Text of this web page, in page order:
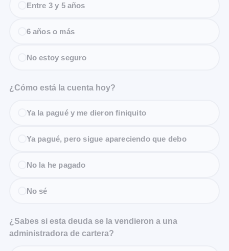
Entre 3 y 5 años
6 años o más
No estoy seguro
¿Cómo está la cuenta hoy?
Ya la pagué y me dieron finiquito
Ya pagué, pero sigue apareciendo que debo
No la he pagado
No sé
¿Sabes si esta deuda se la vendieron a una
administradora de cartera?